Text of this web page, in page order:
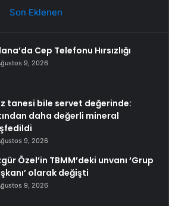
Son Eklenen
Cep Telefonu Hırsızlığı
9, 2026
tanesi bile servet değerinde:
daha değerli mineral
9, 2026
Özel’in TBMM’deki unvanı ‘Grup
olarak değişti
9, 2026